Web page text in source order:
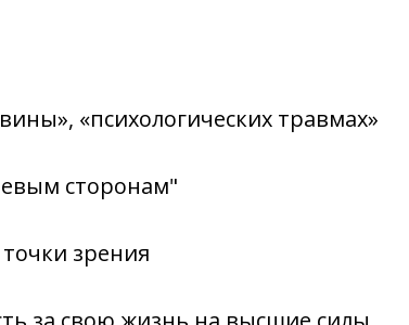
«психологических травмах»
сторонам"
точки зрения